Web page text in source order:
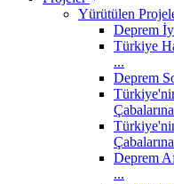
Yürütülen
Deprem
Türkiye
...
Deprem
Deprem
...